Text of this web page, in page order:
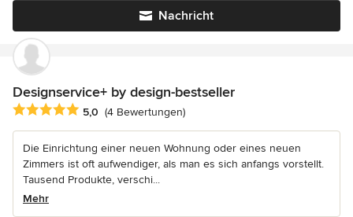
Nachricht
Designservice+ by design-bestseller
Durchschnittliche Bewertung: 5 von 5 Sternen
5,0 (4 Bewertungen)
Die Einrichtung einer neuen Wohnung oder eines neuen
Zimmers ist oft aufwendiger, als man es sich anfangs vorstellt.
Tausend Produkte, verschi...
Mehr